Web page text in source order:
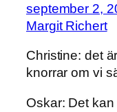
september 2,
Margit Richert
Christine: det
knorrar om vi
Oskar: Det